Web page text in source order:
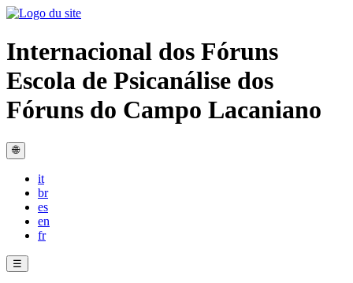
Internacional dos Fóruns
Escola de Psicanálise dos
Fóruns do Campo Lacaniano
🌐
it
br
es
en
fr
☰